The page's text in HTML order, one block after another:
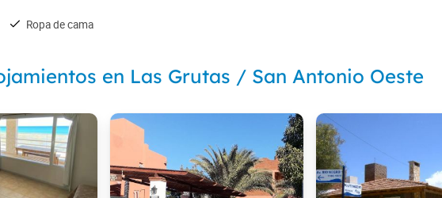
Ropa de cama
en Las Grutas / San Antonio Oeste